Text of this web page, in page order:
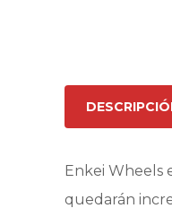
Enkei Wheels
quedarán